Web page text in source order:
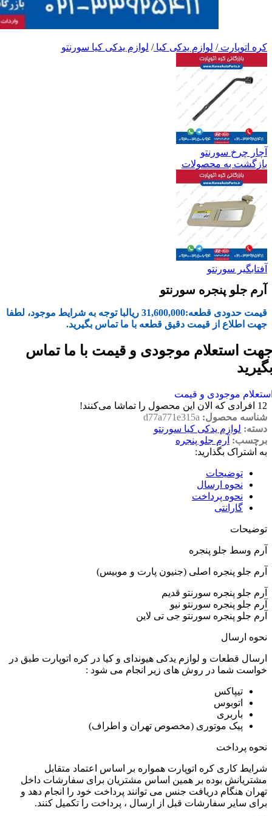
کره اتوپارت/ لوازم یدکی کیا/ لوازم یدکی کیا سورنتو
آچار چرخ سورنتو
بازگشت به محصولات
آفتابگیر سورنتو
آرم جلو پنجره سورنتو
قیمت حدودی قطعه:31,600,000 ریالبا توجه به شرایط موجود، لطفا
جهت اطلاع از قیمت دقیق قطعه با ما تماس بگیرید.
استعلام موجودی و قیمت با ما تماس
موجودی و قیمت
12 افرادی که الان این محصول را تماشا می‌کنند!
شناسه محصول: d77a771e315a
دسته: لوازم یدکی کیا سورنتو
برچسب: آرم جلو پنجره
به اشتراک بگذارید:
توضیحات
نحوه ارسال
نحوه پرداخت
گارانتی
توضیحات
آرم وسط جلو پنجره
آرم جلو پنجره اصلی (جنیون پارت و موبیس)
آرم جلو پنجره سورنتو قدیم
آرم جلو پنجره سورنتو نیو
آرم جلو پنجره سورنتو جی تی لاین
نحوه ارسال
ارسال قطعات و لوازم یدکی هیوندای و کیا در کره اتوپارت طبق در
خواست شما در روش های زیر انجام می شود :
تیپاکس
اتوبوس
باربری
پیک موتوری (مخصوص تهران و اطراف)
نحوه پرداخت
شرایط کاری کره اتوپارت همواره بر اساس اعتماد متقابل
مشتریانش بوده بر همین اساس مشتریان برای سفارشات داخل
تهران هنگام دریافت جنس می توانند پرداخت خود را انجام دهد و
برای سایر سفارشات قبل از ارسال ، پرداخت را تکمیل کنند.